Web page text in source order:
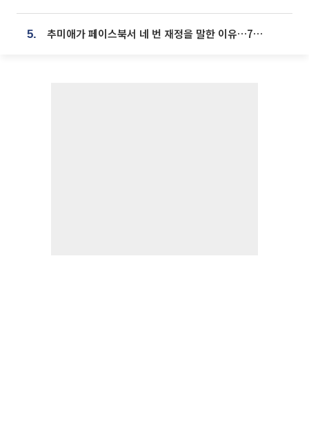
5. 추미애가 페이스북서 네 번 재정을 말한 이유…7700억 추경 열쇠는 도의회에